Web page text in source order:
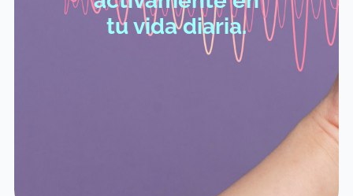
tu vida diaria.